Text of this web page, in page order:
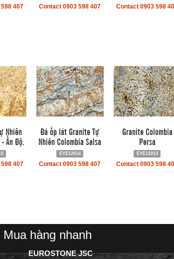
407 Contact 0903 598 407 Contact 0903 598
Nhiên
Ấn Độ.
407
Đá ốp lát Granite Tự
Nhiên Colombia Salsa
EYE12014
Contact 0903 598 407
Granite Colombia
Persa
EYE12013
Contact 0903 598
Mua hàng nhanh
EUROSTONE JSC